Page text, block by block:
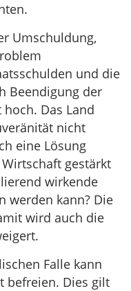
Umschuldung,
und die
Beendigung der
Das Land
nicht
eine Lösung
gestärkt
wirkende
werden kann? Die
wird auch die
Falle kann
befreien. Dies gilt